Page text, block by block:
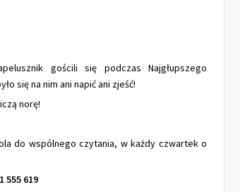
gościli się podczas Najgłupszego
się na nim ani napić ani zjeść!
norę!
do wspólnego czytania, w każdy czwartek o
619